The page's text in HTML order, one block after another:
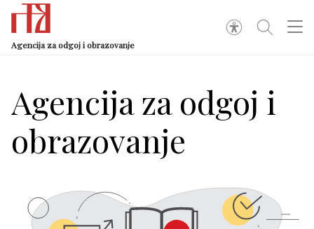
Agencija za odgoj i obrazovanje
Agencija za odgoj i
obrazovanje